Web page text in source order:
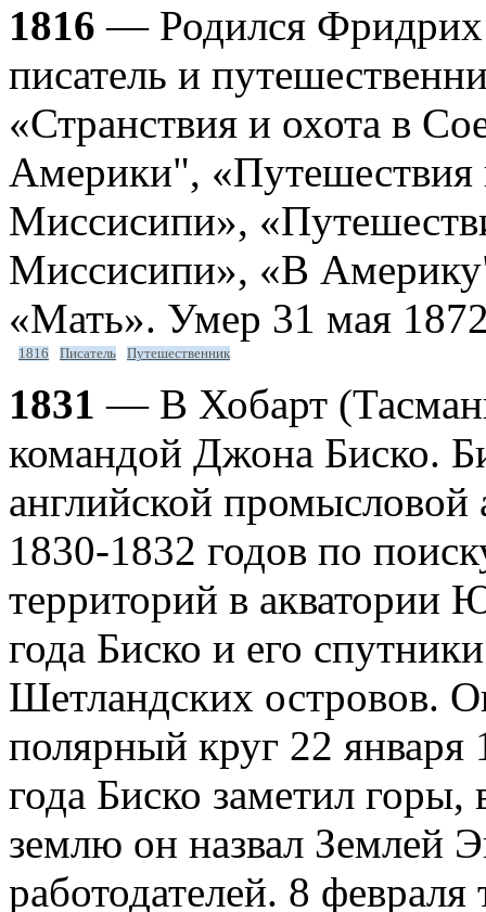
1816 — Родился Фридрих
писатель и
«Странствия и охота в
Америки", «Путешествия
Миссисипи»,
Миссисипи», «В
«Мать». Умер 31 мая
1816 Писатель Путешественник
1831 — В Хобарт
командой Джона Биско.
английской промысловой
1830-1832 годов по
территорий в акватории
года Биско и его
Шетландских островов.
полярный круг 22 января
года Биско заметил
землю он назвал Землей
работодателей. 8